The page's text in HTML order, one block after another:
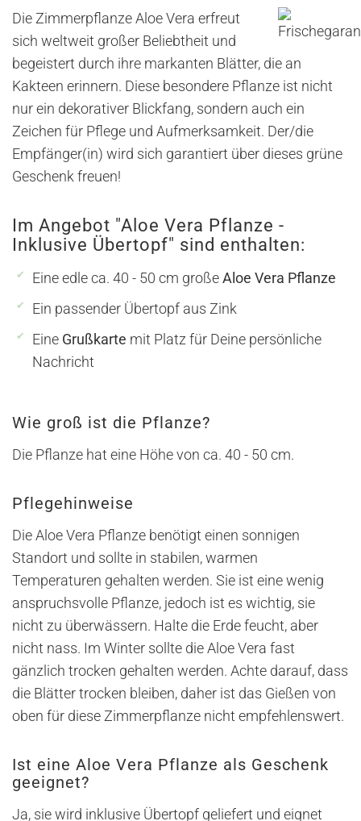
Die Zimmerpflanze Aloe Vera erfreut
sich weltweit großer Beliebtheit und
begeistert durch ihre markanten Blätter, die an
Kakteen erinnern. Diese besondere Pflanze ist nicht
nur ein dekorativer Blickfang, sondern auch ein
Zeichen für Pflege und Aufmerksamkeit. Der/die
Empfänger(in) wird sich garantiert über dieses grüne
Geschenk freuen!
Im Angebot "Aloe Vera Pflanze -
Inklusive Übertopf" sind enthalten:
Eine edle ca. 40 - 50 cm großeAloe Vera Pflanze
Ein passender Übertopf aus Zink
Eine Grußkarte mit Platz für Deine persönliche
Nachricht
Wie groß ist die Pflanze?
Die Pflanze hat eine Höhe von ca. 40 - 50 cm.
Pflegehinweise
Die Aloe Vera Pflanze benötigt einen sonnigen
Standort und sollte in stabilen, warmen
Temperaturen gehalten werden. Sie ist eine wenig
anspruchsvolle Pflanze, jedoch ist es wichtig, sie
nicht zu überwässern. Halte die Erde feucht, aber
nicht nass. Im Winter sollte die Aloe Vera fast
gänzlich trocken gehalten werden. Achte darauf, dass
die Blätter trocken bleiben, daher ist das Gießen von
oben für diese Zimmerpflanze nicht empfehlenswert.
Ist eine Aloe Vera Pflanze als Geschenk
geeignet?
Ja, sie wird inklusive Übertopf geliefert und eignet